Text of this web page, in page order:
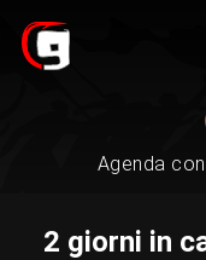
Agenda
2 giorni in